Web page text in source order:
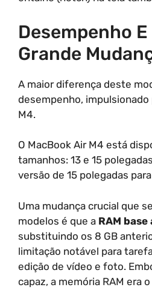
Desempenho E
Grande
A maior diferença deste
desempenho,
M4.
O MacBook Air M4 está
tamanhos: 13 e 15
versão de 15 polegadas
Uma mudança crucial que
modelos é que a RAM base
substituindo os 8 GB
limitação notável para
edição de vídeo e foto.
capaz, a memória RAM era